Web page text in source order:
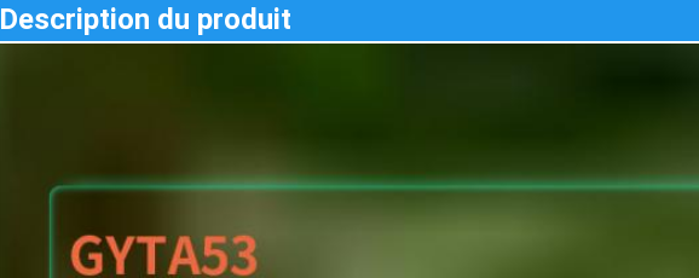
Description du produit